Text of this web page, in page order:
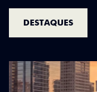
DESTAQUES